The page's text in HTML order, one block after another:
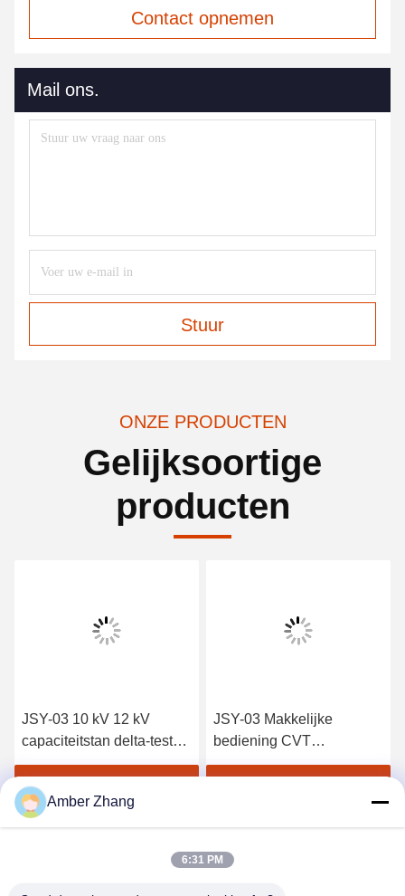
Contact opnemen
Mail ons.
Stuur
ONZE PRODUCTEN
Gelijksoortige
producten
JSY-03 10 kV 12 kV
capaciteitstan delta-tester
voor het testen van
transformatoren
JSY-03 Makkelijke
bediening CVT
Automatische elektrische
Capacitance Tester 12 Kv
Dielectrical Loss Tester
Amber Zhang
6:31 PM